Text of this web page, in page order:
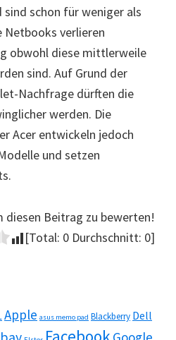
schon für weniger als
Netbooks verlieren
obwohl diese mittlerweile
sind. Auf Grund der
Nachfrage dürften die
werden. Die
Acer entwickeln jedoch
und setzen
diesen Beitrag zu bewerten!
[Total: 0 Durchschnitt: 0]
Apple asus memo pad Blackberry Dell